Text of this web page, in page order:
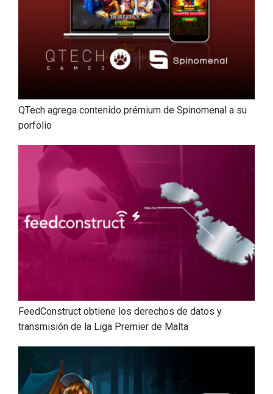
QTech agrega contenido prémium de Spinomenal a su
porfolio
FeedConstruct obtiene los derechos de datos y
transmisión de la Liga Premier de Malta